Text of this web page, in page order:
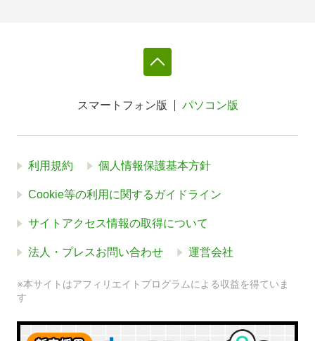
スマートフォン版 パソコン版
利用規約 個人情報保護基本方針
Cookie等の利用に関するガイドライン
サイトアクセス情報の取得について
法人・プレスお問い合わせ 運営会社
※本サイトはアフィリエイトプログラムによる収益を得ていま
す